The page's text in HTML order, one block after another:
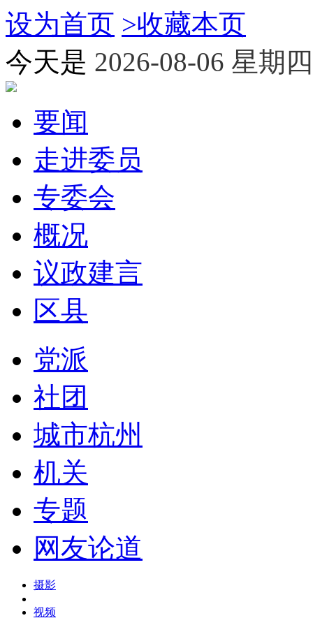
设为首页 >收藏本页
今天是 2026-08-06 星期四
要闻
走进委员
专委会
概况
议政建言
区县
党派
社团
城市杭州
机关
专题
网友论道
摄影
视频